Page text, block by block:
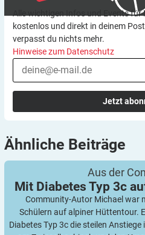
Alle wichtigen Infos und Events für
kostenlos und direkt in deinem
verpasst du nichts mehr.
Hinweise zum Datenschutz
Jetzt
Ähnliche Beiträge
Aus der
Mit Diabetes Typ 3c
Community-Autor Michael war
Schülern auf alpiner Hüttentour.
Diabetes Typ 3c die steilen